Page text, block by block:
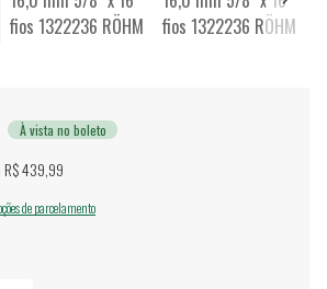
À vista no boleto
R$ 439,99
de parcelamento